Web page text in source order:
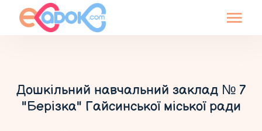
Дошкільний навчальний заклад № 7
"Берізка" Гайсинської міської ради